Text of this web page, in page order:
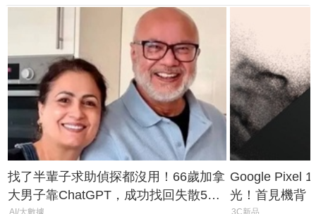
找了半輩子求助偵探都沒用！66歲加拿
大男子靠ChatGPT，成功找回失散50
AI/大數據
Google Pixel
光！首見機背
3C新品